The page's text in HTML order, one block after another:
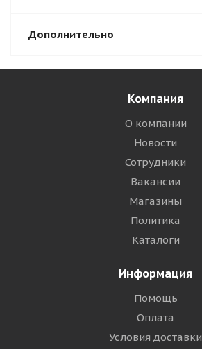
Дополнительно
Компания
О компании
Новости
Сотрудники
Вакансии
Магазины
Политика
Каталоги
Информация
Помощь
Оплата
Условия доставки